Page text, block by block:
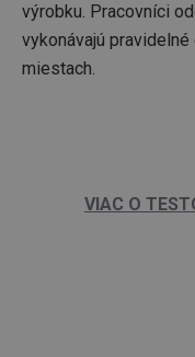
výrobku. Pracovníci
vykonávajú
miestach.
VIAC O